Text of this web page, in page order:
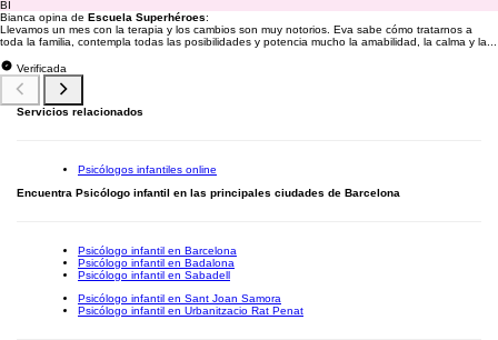
BI
Bianca opina de Escuela Superhéroes:
Llevamos un mes con la terapia y los cambios son muy notorios. Eva sabe cómo tratarnos a
toda la familia, contempla todas las posibilidades y potencia mucho la amabilidad, la calma y la...
Verificada
Servicios relacionados
Psicólogos infantiles online
Encuentra Psicólogo infantil en las principales ciudades de Barcelona
Psicólogo infantil en Barcelona
Psicólogo infantil en Badalona
Psicólogo infantil en Sabadell
Psicólogo infantil en Sant Joan Samora
Psicólogo infantil en Urbanitzacio Rat Penat